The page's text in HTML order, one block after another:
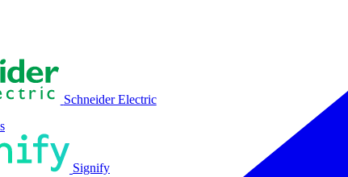
Schneider Electric
Signify